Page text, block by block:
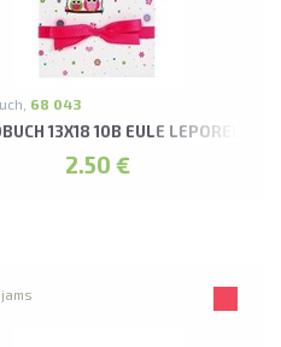
68 043
13X18 10B EULE LEPORELLO
2.50 €